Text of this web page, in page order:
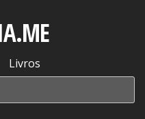
Livros